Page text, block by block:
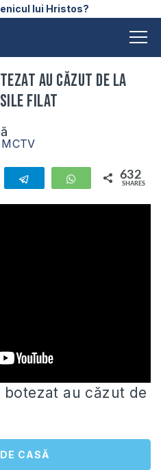
lui Hristos?
au căzut de la
Filat
MCTV
Telegram WhatsApp
632
SHARES
botezat au căzut de
CASĂ